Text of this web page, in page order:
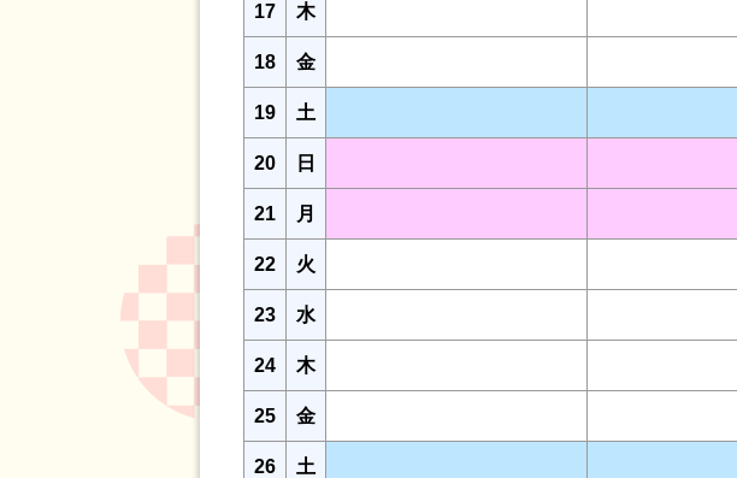
17 木
18 金
19 土
20 日
21 月
22 火
23 水
24 木
25 金
26 土